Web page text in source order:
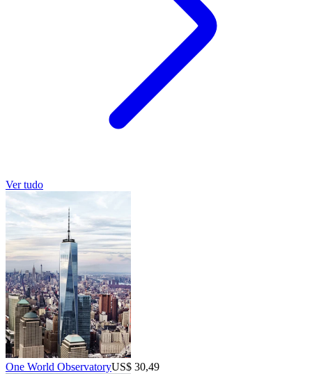
Ver tudo
One World ObservatoryUS$ 30,49